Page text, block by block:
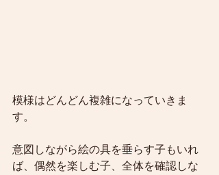
模様はどんどん複雑になっていきま
す。
意図しながら絵の具を垂らす子もいれ
ば、偶然を楽しむ子、全体を確認しな